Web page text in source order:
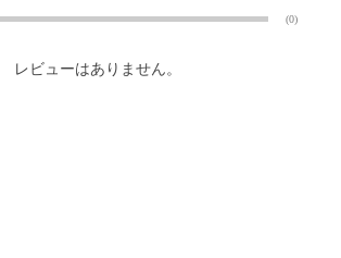
(0)
レビューはありません。